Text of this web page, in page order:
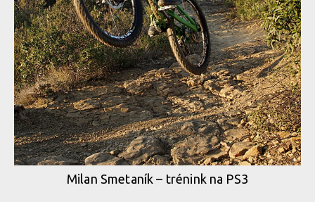
Milan Smetaník – trénink na PS3